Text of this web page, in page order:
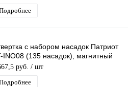
с набором насадок Патриот
INO08 (135 насадок), магнитный
пинцет
руб. / шт